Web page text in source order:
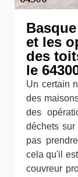
et les
des
le
Un certain
des
des
déchets sur
pas
cela qu'il
couvreur